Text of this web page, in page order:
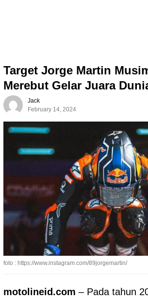
Target Jorge Martin
Merebut Gelar Juara
Jack
February 14, 2024
foto : https://www.instagram.com/89jorgemartin/
motolineid.com – Pada tahun